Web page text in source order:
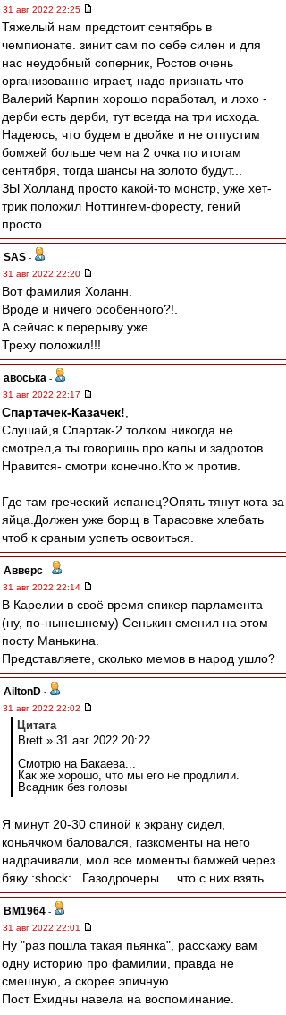
31 авг 2022 22:25
Тяжелый нам предстоит сентябрь в
чемпионате. зинит сам по себе силен и для
нас неудобный соперник, Ростов очень
организованно играет, надо признать что
Валерий Карпин хорошо поработал, и лохо -
дерби есть дерби, тут всегда на три исхода.
Надеюсь, что будем в двойке и не отпустим
бомжей больше чем на 2 очка по итогам
сентября, тогда шансы на золото будут...
ЗЫ Холланд просто какой-то монстр, уже хет-
трик положил Ноттингем-форесту, гений
просто.
SAS -
31 авг 2022 22:20
Вот фамилия Холанн.
Вроде и ничего особенного?!.
А сейчас к перерыву уже
Треху положил!!!
авоська -
31 авг 2022 22:17
Спартачек-Казачек!
Слушай,я Спартак-2 толком никогда не
смотрел,а ты говоришь про калы и задротов.
Нравится- смотри конечно.Кто ж против.
Где там греческий испанец?Опять тянут кота за
яйца.Должен уже борщ в Тарасовке хлебать
чтоб к сраным успеть освоиться.
Авверс -
31 авг 2022 22:14
В Карелии в своё время спикер парламента
(ну, по-нынешнему) Сенькин сменил на этом
посту Манькина.
Представляете, сколько мемов в народ ушло?
AiltonD -
31 авг 2022 22:02
Цитата
Brett » 31 авг 2022 20:22
Смотрю на Бакаева...
Как же хорошо, что мы его не продлили.
Всадник без головы
Я минут 20-30 спиной к экрану сидел,
коньячком баловался, газкоменты на него
надрачивали, мол все моменты бамжей через
бяку :shock: . Газодрочеры ... что с них взять.
BM1964 -
31 авг 2022 22:01
Ну "раз пошла такая пьянка", расскажу вам
одну историю про фамилии, правда не
смешную, а скорее эпичную.
Пост Ехидны навела на воспоминание.